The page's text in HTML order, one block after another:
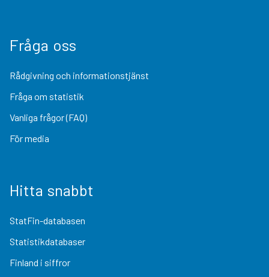
Fråga oss
Rådgivning och informationstjänst
Fråga om statistik
Vanliga frågor (FAQ)
För media
Hitta snabbt
StatFin-databasen
Statistikdatabaser
Finland i siffror